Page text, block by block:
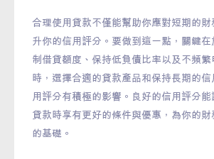
合理使用貸款不僅能幫助你應對短期的財
升你的信用評分。要做到這一點，關鍵在
制借貸額度、保持低負債比率以及不頻繁
時，選擇合適的貸款產品和保持長期的
用評分有積極的影響。良好的信用評分
貸款時享有更好的條件與優惠，為你的
的基礎。